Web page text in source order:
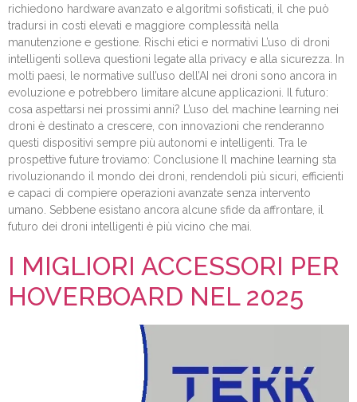
richiedono hardware avanzato e algoritmi sofisticati, il che può
tradursi in costi elevati e maggiore complessità nella
manutenzione e gestione. Rischi etici e normativi L’uso di droni
intelligenti solleva questioni legate alla privacy e alla sicurezza. In
molti paesi, le normative sull’uso dell’AI nei droni sono ancora in
evoluzione e potrebbero limitare alcune applicazioni. Il futuro:
cosa aspettarsi nei prossimi anni? L’uso del machine learning nei
droni è destinato a crescere, con innovazioni che renderanno
questi dispositivi sempre più autonomi e intelligenti. Tra le
prospettive future troviamo: Conclusione Il machine learning sta
rivoluzionando il mondo dei droni, rendendoli più sicuri, efficienti
e capaci di compiere operazioni avanzate senza intervento
umano. Sebbene esistano ancora alcune sfide da affrontare, il
futuro dei droni intelligenti è più vicino che mai.
I MIGLIORI ACCESSORI PER
HOVERBOARD NEL 2025